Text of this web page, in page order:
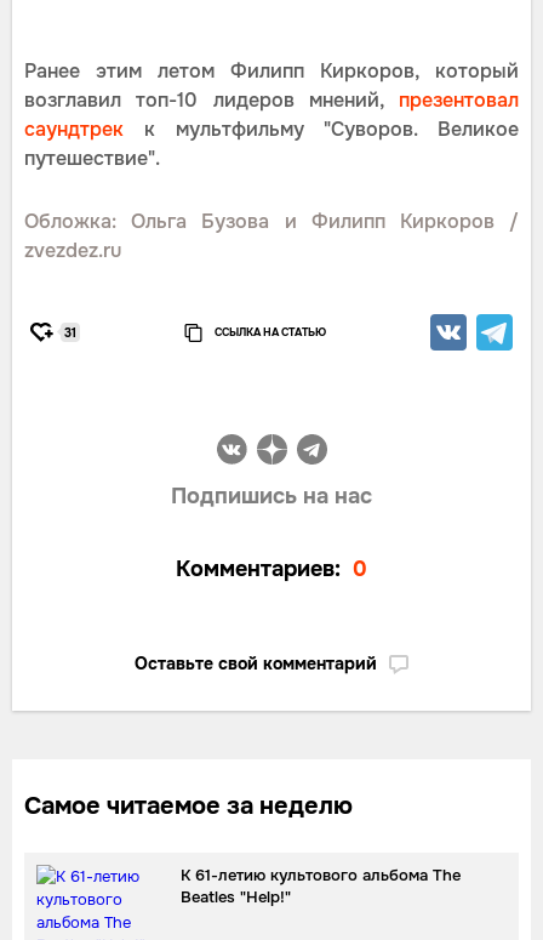
Ранее этим летом Филипп Киркоров, который
возглавил топ-10 лидеров мнений,презентовал
саундтрек к мультфильму "Суворов. Великое
путешествие".
Обложка: Ольга Бузова и Филипп Киркоров /
zvezdez.ru
31 ССЫЛКА НА СТАТЬЮ
Подпишись на нас
Комментариев: 0
Оставьте свой комментарий
Самое читаемое за неделю
К 61-летию культового альбома The
Beatles "Help!"